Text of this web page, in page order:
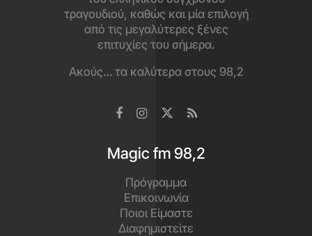
τραγουδιού, καθώς και μία επιλογή
από τις μεγαλύτερες ξένες
επιτυχίες του σήμερα.
Ακούς… τα καλύτερα στους 98,2
Magic fm 98,2
Πρόγραμμα
Επικοινωνία
Ποιοι Είμαστε
Διαφημιστείτε